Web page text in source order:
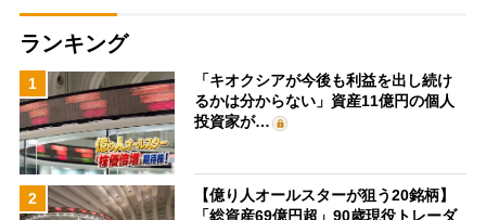
ランキング
1
「キオクシアが今後も利益を出し続け
るかは分からない」資産11億円の個人
投資家が…
2
【億り人オールスターが狙う20銘柄】
「総資産69億円超」90歳現役トレーダ